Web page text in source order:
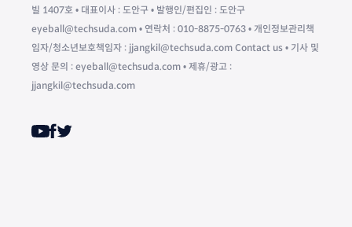
빌 1407호 • 대표이사 : 도안구 • 발행인/편집인 : 도안구
eyeball@techsuda.com • 연락처 : 010-8875-0763 • 개인정보관리책
임자/청소년보호책임자 : jjangkil@techsuda.com Contact us • 기사 및
영상 문의 : eyeball@techsuda.com • 제휴/광고 :
jjangkil@techsuda.com